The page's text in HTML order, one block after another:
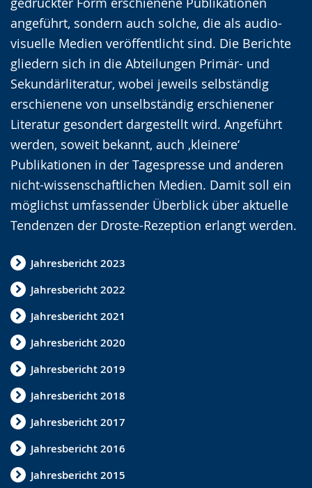
angeführt, sondern auch solche, die als audio-
visuelle Medien veröffentlicht sind. Die Berichte
gliedern sich in die Abteilungen Primär- und
Sekundärliteratur, wobei jeweils selbständig
erschienene von unselbständig erschienener
Literatur gesondert dargestellt wird. Angeführt
werden, soweit bekannt, auch ‚kleinere‘
Publikationen in der Tagespresse und anderen
nicht-wissenschaftlichen Medien. Damit soll ein
möglichst umfassender Überblick über aktuelle
Tendenzen der Droste-Rezeption erlangt werden.
Jahresbericht 2023
Jahresbericht 2022
Jahresbericht 2021
Jahresbericht 2020
Jahresbericht 2019
Jahresbericht 2018
Jahresbericht 2017
Jahresbericht 2016
Jahresbericht 2015
e
i
c
h
t
e
n
S
p
r
a
c
h
e
w
e
c
h
s
e
l
n
.
v
i
e
r
e
A
u
d
i
o
-
U
n
t
e
r
s
ü
t
z
u
n
g
i
d
e
o
i
n
D
e
u
t
s
c
h
e
r
G
e
b
ä
r
d
e
n
s